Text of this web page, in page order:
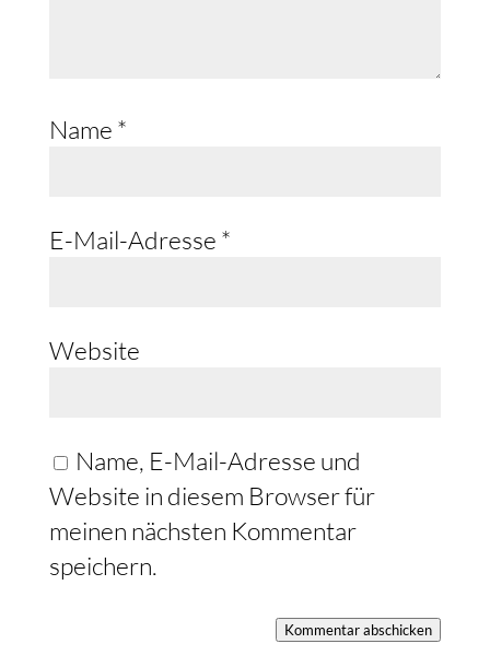
Name *
E-Mail-Adresse *
Website
Name, E-Mail-Adresse und
Website in diesem Browser für
meinen nächsten Kommentar
speichern.
Kommentar abschicken